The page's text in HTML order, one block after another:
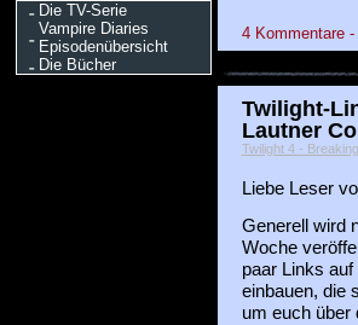
Die TV-Serie
Vampire Diaries
Episodenübersicht
Die Bücher
4 Kommentare
Twilight-
Lautner
Twilight 4 -
Liebe Leser
Generell wird
Woche
paar Links
einbauen, die
um euch über